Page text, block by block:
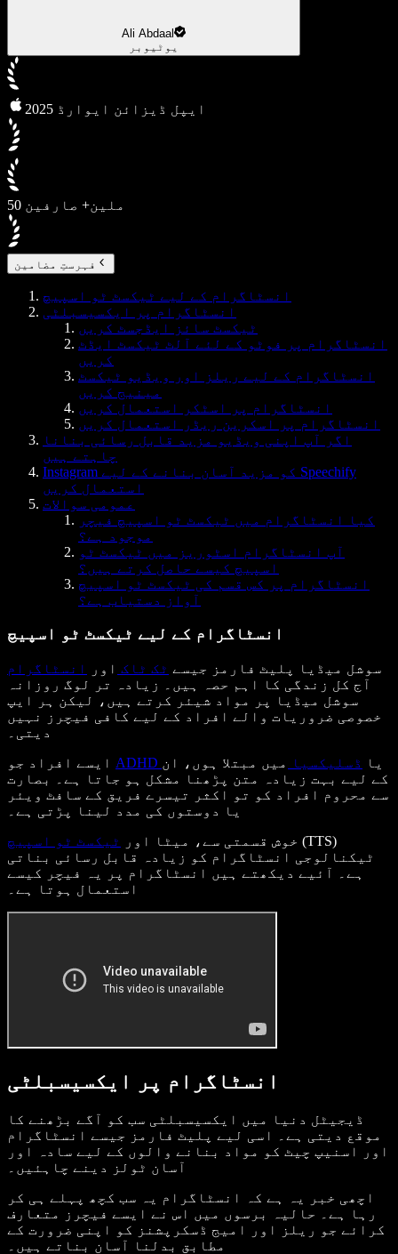
Ali Abdaal
یوٹیوبر
2025 ایپل ڈیزائن ایوارڈ
50 ملین+ صارفین
فہرستِ مضامین
انسٹاگرام کے لیے ٹیکسٹ ٹو اسپیچ
انسٹاگرام پر ایکسیسبلٹی
ٹیکسٹ سائز ایڈجسٹ کریں
انسٹاگرام پر فوٹو کے لئے آلٹ ٹیکسٹ ایڈٹ
کریں
انسٹاگرام کے لیے ریلز اور ویڈیو ٹیکسٹ
مینیج کریں
انسٹاگرام پر اسٹکر استعمال کریں
انسٹاگرام پر اسکرین ریڈر استعمال کریں
اگر آپ اپنی ویڈیو مزید قابل رسائی بنانا
چاہتے ہیں
Instagram کو مزید آسان بنانے کے لیے Speechify
استعمال کریں
عمومی سوالات
کیا انسٹاگرام میں ٹیکسٹ ٹو اسپیچ فیچر
موجود ہے؟
آپ انسٹاگرام اسٹوریز میں ٹیکسٹ ٹو
اسپیچ کیسے حاصل کرتے ہیں؟
انسٹاگرام پر کس قسم کی ٹیکسٹ ٹو اسپیچ
آواز دستیاب ہے؟
انسٹاگرام کے لیے ٹیکسٹ ٹو اسپیچ
سوشل میڈیا پلیٹ فارمز جیسے ٹک ٹاک اور
انسٹاگرام
آج کل زندگی کا اہم حصہ ہیں۔ زیادہ تر لوگ روزانہ
سوشل میڈیا پر مواد شیئر کرتے ہیں، لیکن ہر ایپ
خصوصی ضروریات والے افراد کے لیے کافی فیچرز نہیں
دیتی۔
ADHD یا ڈسلیکسیا
میں مبتلا ہوں، ان
کے لیے بہت زیادہ متن پڑھنا مشکل ہو جاتا ہے۔ بصارت
سے محروم افراد کو تو اکثر تیسرے فریق کے سافٹ ویئر
یا دوستوں کی مدد لینا پڑتی ہے۔
خوش قسمتی سے، میٹا اور
ٹیکسٹ ٹو اسپیچ
(TTS)
ٹیکنالوجی انسٹاگرام کو زیادہ قابل رسائی بناتی
ہے۔ آئیے دیکھتے ہیں انسٹاگرام پر یہ فیچر کیسے
استعمال ہوتا ہے۔
انسٹاگرام پر ایکسیسبلٹی
ڈیجیٹل دنیا میں ایکسیسبلٹی سب کو آگے بڑھنے کا
موقع دیتی ہے۔ اسی لیے پلیٹ فارمز جیسے انسٹاگرام
اور اسنیپ چیٹ کو مواد بنانے والوں کے لیے سادہ اور
آسان ٹولز دینے چاہئیں۔
اچھی خبر یہ ہے کہ انسٹاگرام یہ سب کچھ پہلے ہی کر
رہا ہے۔ حالیہ برسوں میں اس نے ایسے فیچرز متعارف
کرائے جو ریلز اور امیج ڈسکرپشنز کو اپنی ضرورت کے
مطابق بدلنا آسان بناتے ہیں۔